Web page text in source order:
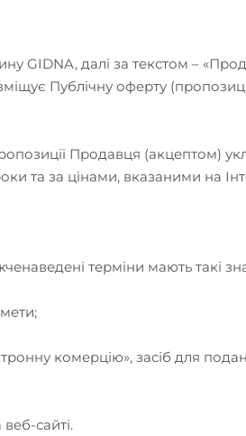
GIDNA, далі за текстом –
Публічну оферту
Продавця (акцептом)
та за цінами, вказаними на
терміни мають такі
комерцію», засіб для
сайті.